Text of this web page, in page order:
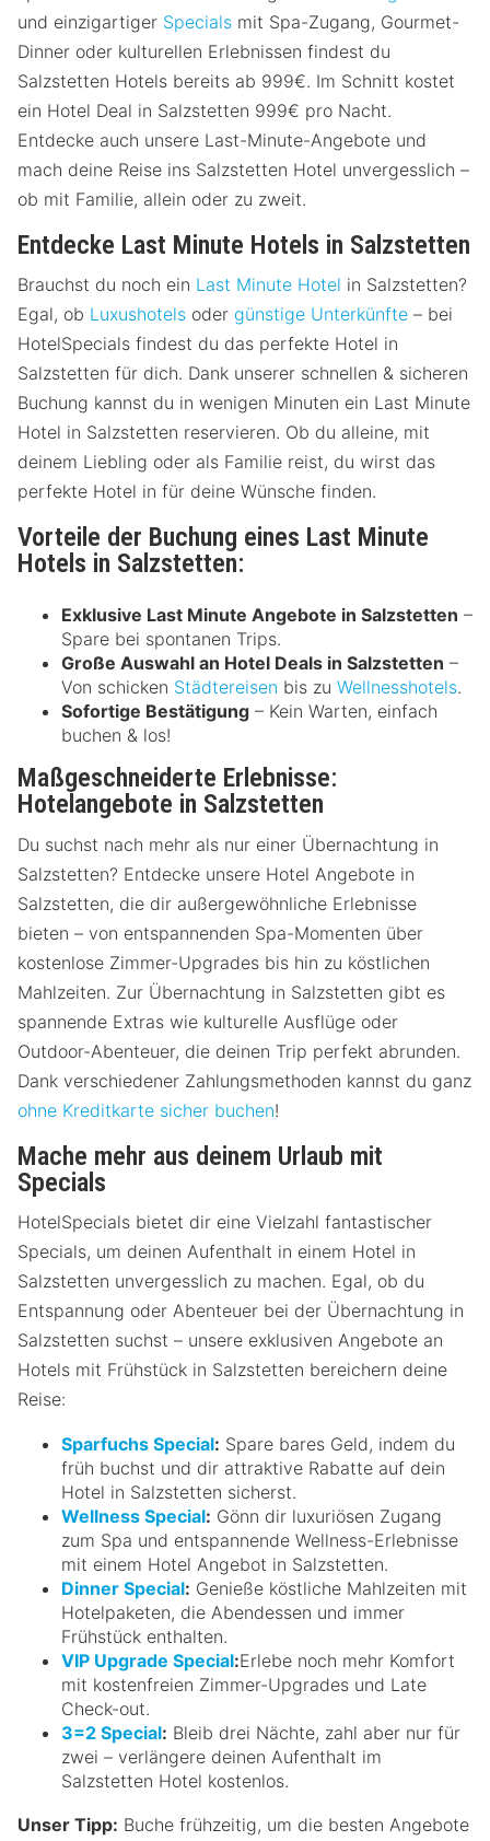
und einzigartiger Specials mit Spa-Zugang, Gourmet-
Dinner oder kulturellen Erlebnissen findest du
Salzstetten Hotels bereits ab 999€. Im Schnitt kostet
ein Hotel Deal in Salzstetten 999€ pro Nacht.
Entdecke auch unsere Last-Minute-Angebote und
mach deine Reise ins Salzstetten Hotel unvergesslich –
ob mit Familie, allein oder zu zweit.
Entdecke Last Minute Hotels in Salzstetten
Brauchst du noch ein Last Minute Hotel in Salzstetten?
Egal, ob Luxushotels oder günstige Unterkünfte – bei
HotelSpecials findest du das perfekte Hotel in
Salzstetten für dich. Dank unserer schnellen & sicheren
Buchung kannst du in wenigen Minuten ein Last Minute
Hotel in Salzstetten reservieren. Ob du alleine, mit
deinem Liebling oder als Familie reist, du wirst das
perfekte Hotel in für deine Wünsche finden.
Vorteile der Buchung eines Last Minute
Hotels in Salzstetten:
Exklusive Last Minute Angebote in Salzstetten –
Spare bei spontanen Trips.
Große Auswahl an Hotel Deals in Salzstetten –
Von schicken Städtereisen bis zu Wellnesshotels.
Sofortige Bestätigung – Kein Warten, einfach
buchen & los!
Maßgeschneiderte Erlebnisse:
Hotelangebote in Salzstetten
Du suchst nach mehr als nur einer Übernachtung in
Salzstetten? Entdecke unsere Hotel Angebote in
Salzstetten, die dir außergewöhnliche Erlebnisse
bieten – von entspannenden Spa-Momenten über
kostenlose Zimmer-Upgrades bis hin zu köstlichen
Mahlzeiten. Zur Übernachtung in Salzstetten gibt es
spannende Extras wie kulturelle Ausflüge oder
Outdoor-Abenteuer, die deinen Trip perfekt abrunden.
Dank verschiedener Zahlungsmethoden kannst du ganz
ohne Kreditkarte sicher buchen!
Mache mehr aus deinem Urlaub mit
Specials
HotelSpecials bietet dir eine Vielzahl fantastischer
Specials, um deinen Aufenthalt in einem Hotel in
Salzstetten unvergesslich zu machen. Egal, ob du
Entspannung oder Abenteuer bei der Übernachtung in
Salzstetten suchst – unsere exklusiven Angebote an
Hotels mit Frühstück in Salzstetten bereichern deine
Reise:
Sparfuchs Special: Spare bares Geld, indem du
früh buchst und dir attraktive Rabatte auf dein
Hotel in Salzstetten sicherst.
Wellness Special: Gönn dir luxuriösen Zugang
zum Spa und entspannende Wellness-Erlebnisse
mit einem Hotel Angebot in Salzstetten.
Dinner Special: Genieße köstliche Mahlzeiten mit
Hotelpaketen, die Abendessen und immer
Frühstück enthalten.
VIP Upgrade Special:Erlebe noch mehr Komfort
mit kostenfreien Zimmer-Upgrades und Late
Check-out.
3=2 Special: Bleib drei Nächte, zahl aber nur für
zwei – verlängere deinen Aufenthalt im
Salzstetten Hotel kostenlos.
Unser Tipp: Buche frühzeitig, um die besten Angebote